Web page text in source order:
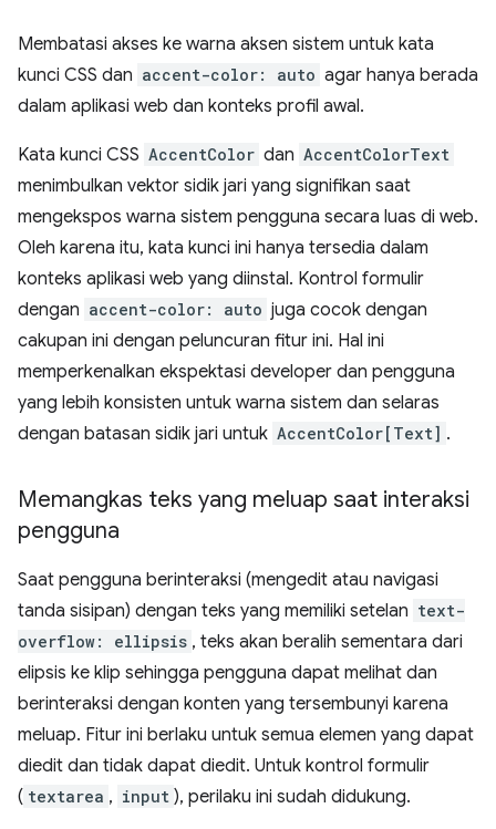
Membatasi akses ke warna aksen sistem untuk kata
kunci CSS dan accent-color: auto agar hanya berada
dalam aplikasi web dan konteks profil awal.
Kata kunci CSS AccentColor dan AccentColorText
menimbulkan vektor sidik jari yang signifikan saat
mengekspos warna sistem pengguna secara luas di web.
Oleh karena itu, kata kunci ini hanya tersedia dalam
konteks aplikasi web yang diinstal. Kontrol formulir
dengan accent-color: auto juga cocok dengan
cakupan ini dengan peluncuran fitur ini. Hal ini
memperkenalkan ekspektasi developer dan pengguna
yang lebih konsisten untuk warna sistem dan selaras
dengan batasan sidik jari untuk AccentColor[Text] .
Memangkas teks yang meluap saat interaksi
pengguna
Saat pengguna berinteraksi (mengedit atau navigasi
tanda sisipan) dengan teks yang memiliki setelan text-
overflow: ellipsis , teks akan beralih sementara dari
elipsis ke klip sehingga pengguna dapat melihat dan
berinteraksi dengan konten yang tersembunyi karena
meluap. Fitur ini berlaku untuk semua elemen yang dapat
diedit dan tidak dapat diedit. Untuk kontrol formulir
( textarea , input ), perilaku ini sudah didukung.